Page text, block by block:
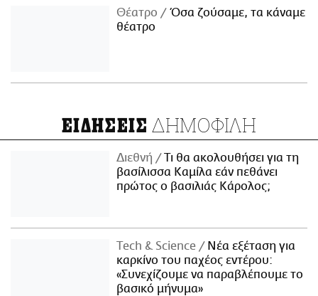
Θέατρο
Όσα ζούσαμε, τα κάναμε
θέατρο
ΕΙΔΗΣΕΙΣ ΔΗΜΟΦΙΛΗ
Διεθνή
Τι θα ακολουθήσει για τη
βασίλισσα Καμίλα εάν πεθάνει
πρώτος ο βασιλιάς Κάρολος;
Τech & Science
Νέα εξέταση για
καρκίνο του παχέος εντέρου:
«Συνεχίζουμε να παραβλέπουμε το
βασικό μήνυμα»